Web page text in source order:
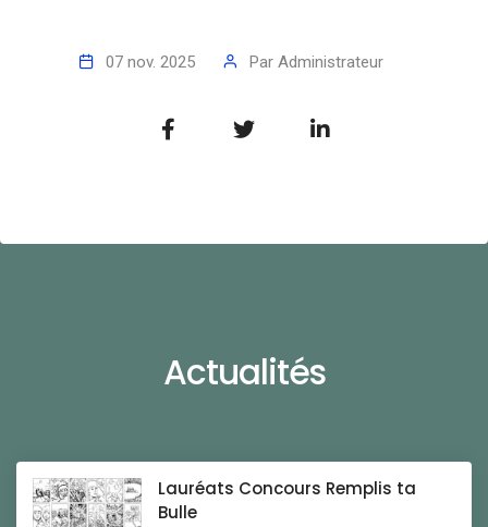
07 nov. 2025 Par Administrateur
Actualités
Lauréats Concours Remplis ta
Bulle